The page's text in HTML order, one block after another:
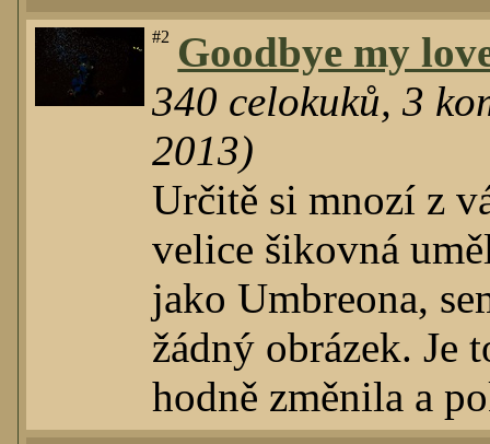
#2 Goodbye my
340 celokuků,3
2013)
Určitě si mnozí z
velice šikovná
jako Umbreona,
žádný obrázek. Je
hodně změnila a